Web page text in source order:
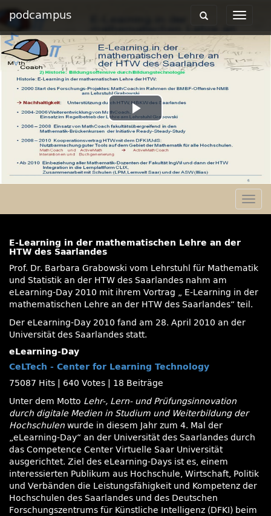
podcampus
Toggle
Toggle
Play
Video
E-Learning in der mathematischen Lehre an der
HTW des Saarlandes
Prof. Dr. Barbara Grabowski vom Lehrstuhl für Mathematik
und Statistik an der HTW des Saarlandes nahm am
eLearning-Day 2010 mit ihrem Vortrag „ E-Learning in der
mathematischen Lehre an der HTW des Saarlandes“ teil.
Der eLearning-Day 2010 fand am 28. April 2010 an der
Universität des Saarlandes statt.
eLearning-Day
CeLTech - Center for Learning Technology
75087 Hits
640 Votes
18 Beiträge
Unter dem Motto Lehr-, Lern- und Prüfungsinnovation
durch digitale Medien in Studium und Weiterbildung der
Hochschulen wurde in diesem Jahr zum 4. Mal der
„eLearning-Day“ an der Universität des Saarlandes durch
das Competence Center Virtuelle Saar Universität
ausgerichtet. Ziel des eLearning-Days ist es, einem
interessierten Publikum aus Hochschule, Wirtschaft, Politik
und Verbänden die Leistungsfähigkeit und Kompetenz der
Hochschulen des Saarlandes und des Deutschen
Forschungszentrums für Künstliche Intelligenz (DFKI) beim